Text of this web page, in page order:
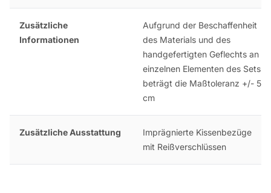
Zusätzliche
Informationen
Aufgrund der Beschaffenheit
des Materials und des
handgefertigten Geflechts an
einzelnen Elementen des Sets
beträgt die Maßtoleranz +/- 5
cm
Zusätzliche Ausstattung
Imprägnierte Kissenbezüge
mit Reißverschlüssen